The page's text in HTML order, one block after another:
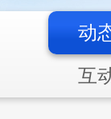
动
互